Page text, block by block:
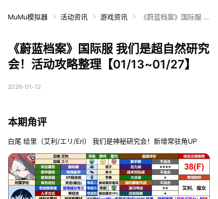
MuMu模拟器 活动资讯 游戏资讯
《蔚蓝档案》国际服 我
1/27】
《蔚蓝档案》国际服 我们是超自然研究
会！活动攻略整理【01/13~01/27】
2026-01-12
本期角评
白尾 绘里（艾利/エリ/Eri） 我们是神秘研究会！新增常驻角UP